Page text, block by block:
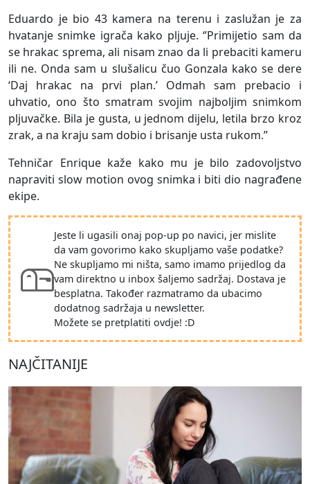
Eduardo je bio 43 kamera na terenu i zaslužan je za
hvatanje snimke igrača kako pljuje. ‘’Primijetio sam da
se hrakac sprema, ali nisam znao da li prebaciti kameru
ili ne. Onda sam u slušalicu čuo Gonzala kako se dere
‘Daj hrakac na prvi plan.’ Odmah sam prebacio i
uhvatio, ono što smatram svojim najboljim snimkom
pljuvačke. Bila je gusta, u jednom dijelu, letila brzo kroz
zrak, a na kraju sam dobio i brisanje usta rukom.’’
Tehničar Enrique kaže kako mu je bilo zadovoljstvo
napraviti slow motion ovog snimka i biti dio nagrađene
ekipe.
Jeste li ugasili onaj pop-up po navici, jer mislite
da vam govorimo kako skupljamo vaše podatke?
Ne skupljamo mi ništa, samo imamo prijedlog da
vam direktno u inbox šaljemo sadržaj. Dostava je
besplatna. Također razmatramo da ubacimo
dodatnog sadržaja u newsletter.
Možete se pretplatiti ovdje! :D
NAJČITANIJE